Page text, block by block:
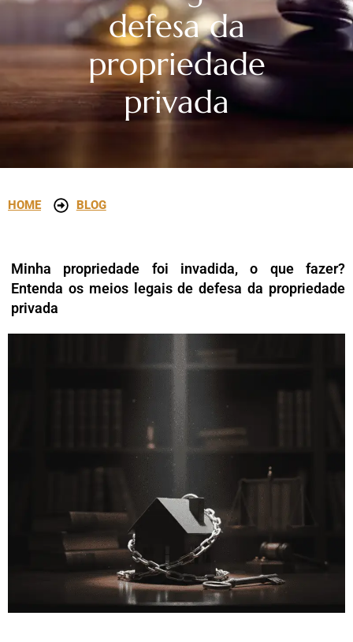
defesa da
propriedade
privada
HOME BLOG
Minha propriedade foi invadida, o que fazer?
Entenda os meios legais de defesa da propriedade
privada